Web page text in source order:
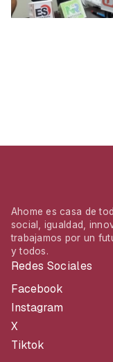
Ahome es casa de
social, igualdad,
trabajamos por un
y todos.
Redes Sociales
Facebook
Instagram
X
Tiktok